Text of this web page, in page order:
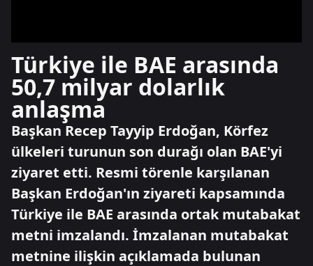
Türkiye ile BAE arasında
50,7 milyar dolarlık
anlaşma
Başkan Recep Tayyip Erdoğan, Körfez
ülkeleri turunun son durağı olan BAE'yi
ziyaret etti. Resmi törenle karşılanan
Başkan Erdoğan'ın ziyareti kapsamında
Türkiye ile BAE arasında ortak mutabakat
metni imzalandı. İmzalanan mutabakat
metnine ilişkin açıklamada bulunan